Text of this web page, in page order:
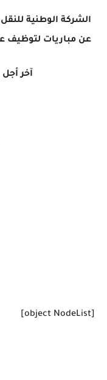
عن مباريات
آخر أجل
[object NodeList]